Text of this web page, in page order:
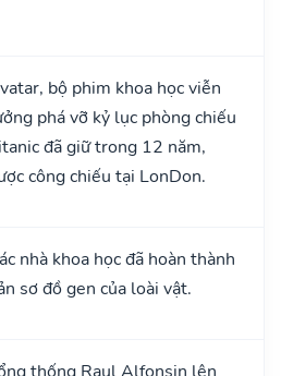
bộ phim khoa học viễn
phá vỡ kỷ lục phòng chiếu
đã giữ trong 12 năm,
công chiếu tại LonDon.
nhà khoa học đã hoàn thành
sơ đồ gen của loài vật.